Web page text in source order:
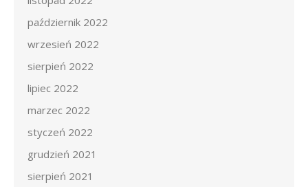
październik 2022
wrzesień 2022
sierpień 2022
lipiec 2022
marzec 2022
styczeń 2022
grudzień 2021
sierpień 2021